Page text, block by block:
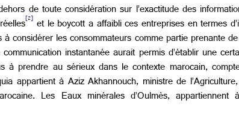
de toute considération sur l’exactitude des
[2] et le boycott a affaibli ces entreprises en termes
considérer les consommateurs comme partie prenante
instantanée aurait permis d’établir une
à prendre au sérieux dans le contexte marocain,
appartient à Aziz Akhannouch, ministre de
Les Eaux minérales d’Oulmès,